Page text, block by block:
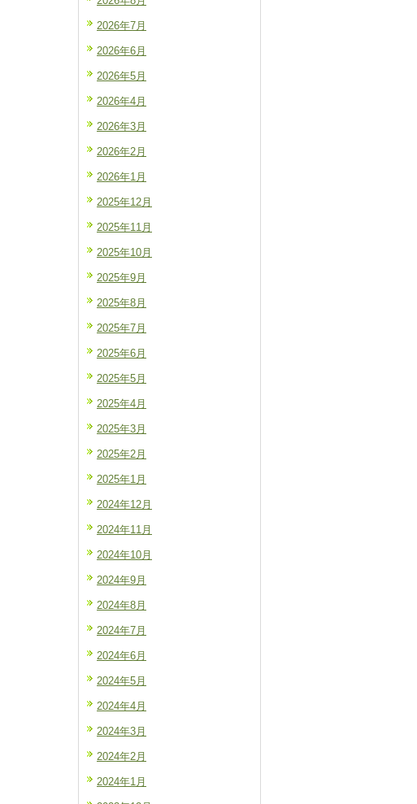
2026年7月
2026年6月
2026年5月
2026年4月
2026年3月
2026年2月
2026年1月
2025年12月
2025年11月
2025年10月
2025年9月
2025年8月
2025年7月
2025年6月
2025年5月
2025年4月
2025年3月
2025年2月
2025年1月
2024年12月
2024年11月
2024年10月
2024年9月
2024年8月
2024年7月
2024年6月
2024年5月
2024年4月
2024年3月
2024年2月
2024年1月